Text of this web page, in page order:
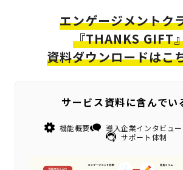
エンゲージメントク
『THANKS GIFT
資料ダウンロードはこ
サービス資料に含んでい
機能概要 導入企業インタビュー
サポート体制